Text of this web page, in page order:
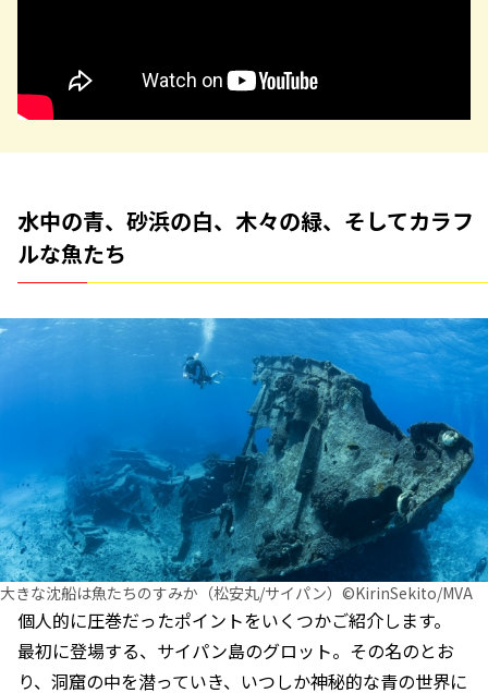
水中の青、砂浜の白、木々の緑、そしてカラフ
ルな魚たち
大きな沈船は魚たちのすみか（松安丸/サイパン）©KirinSekito/MVA
個人的に圧巻だったポイントをいくつかご紹介します。
最初に登場する、サイパン島のグロット。その名のとお
り、洞窟の中を潜っていき、いつしか神秘的な青の世界に